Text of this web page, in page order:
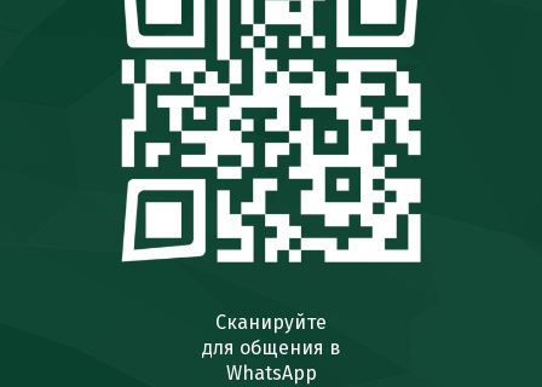
Сканируйте
для общения в
WhatsApp